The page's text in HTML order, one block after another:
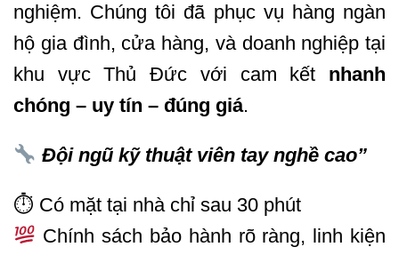
nghiệm. Chúng tôi đã phục vụ hàng ngàn
hộ gia đình, cửa hàng, và doanh nghiệp tại
khu vực Thủ Đức với cam kết nhanh
chóng – uy tín – đúng giá.
Đội ngũ kỹ thuật viên tay nghề cao”
⏱ Có mặt tại nhà chỉ sau 30 phút
Chính sách bảo hành rõ ràng, linh kiện